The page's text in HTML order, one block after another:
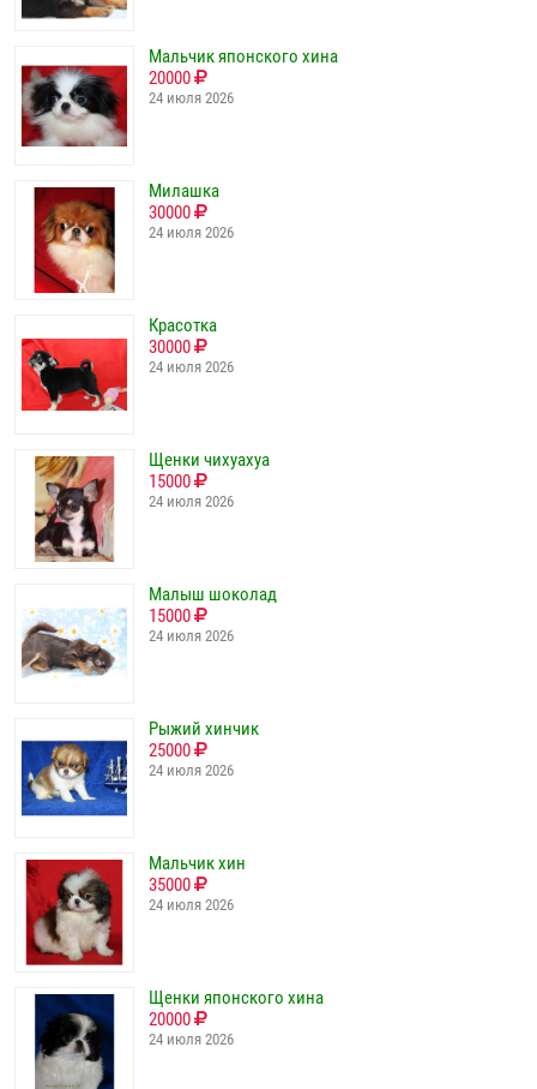
Мальчик японского хина
20000
24 июля 2026
Милашка
30000
24 июля 2026
Красотка
30000
24 июля 2026
Щенки чихуахуа
15000
24 июля 2026
Малыш шоколад
15000
24 июля 2026
Рыжий хинчик
25000
24 июля 2026
Мальчик хин
35000
24 июля 2026
Щенки японского хина
20000
24 июля 2026